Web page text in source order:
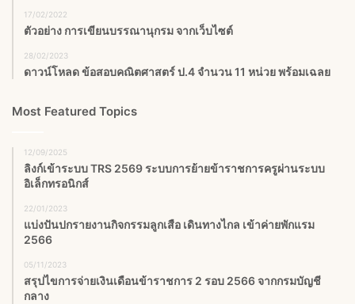
17/02/2022
ตัวอย่าง การเขียนบรรณานุกรม จากเว็บไซต์
28/02/2023
ดาวน์โหลด ข้อสอบคณิตศาสตร์ ป.4 จำนวน 11 หน่วย พร้อมเฉลย
Most Featured Topics
12/09/2025
ลิงก์เข้าระบบ TRS 2569 ระบบการย้ายข้าราชการครูผ่านระบบ
อิเล็กทรอนิกส์
22/01/2023
แบ่งปันปกรายงานกิจกรรมลูกเสือ เดินทางไกล เข้าค่ายพักแรม
2566
05/11/2023
สรุปไขการจ่ายเงินเดือนข้าราชการ 2 รอบ 2566 จากกรมบัญชี
กลาง